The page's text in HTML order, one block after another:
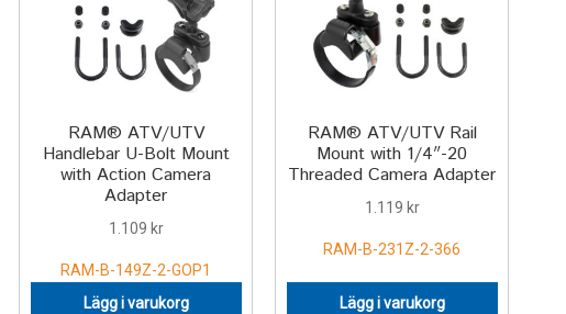
RAM® ATV/UTV
Handlebar U-Bolt Mount
with Action Camera
Adapter
1.109 kr
RAM-B-149Z-2-GOP1
Lägg i varukorg
RAM® ATV/UTV Rail
Mount with 1/4″-20
Threaded Camera Adapter
1.119 kr
RAM-B-231Z-2-366
Lägg i varukorg